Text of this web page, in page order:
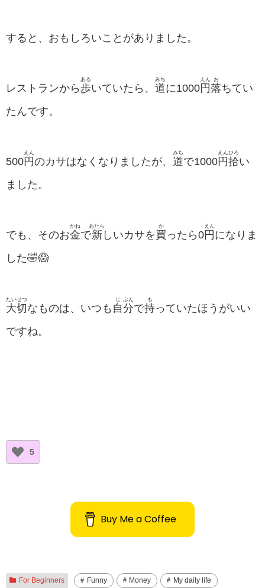
すると、おもしろいことがありました。
レストランから歩
ある
いていたら、 道
みち
に1000円
えん
落
お
ちてい
たんです。
500円
えん
のカサはなくなりましたが、 道
みち
で1000円
えん
拾
ひろ
い
ました。
でも、そのお金
かね
で新
あたら
しいカサを買
か
ったら0円
えん
になりま
した🤣😱
大
たい
切
せつ
なものは、いつも 自
じ
分
ぶん
で持
も
っていたほうがいい
ですね。
5
Buy Me a Coffee
For Beginners Funny Money My daily life